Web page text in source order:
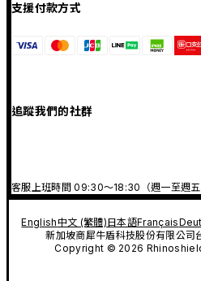
支援付款方式
追蹤我們的社群
客服上班時間 09:30～18:30（週一至週
English中文 (繁體)日本語Français
新加坡商犀牛盾科技股份有限公
Copyright © 2026